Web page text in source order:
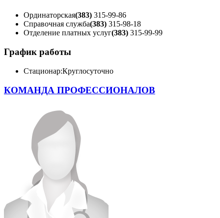
Ординаторская(383) 315-99-86
Справочная служба(383) 315-98-18
Отделение платных услуг(383) 315-99-99
График работы
Стационар:Круглосуточно
КОМАНДА ПРОФЕССИОНАЛОВ